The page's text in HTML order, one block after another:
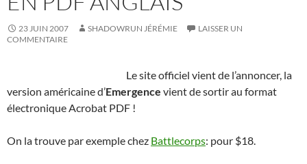
23 JUIN 2007 SHADOWRUN JÉRÉMIE
LAISSER UN
COMMENTAIRE
Le site officiel vient de l’annoncer, la
version américaine d’Emergence vient de sortir au format
électronique Acrobat PDF !
On la trouve par exemple chez Battlecorps: pour $18.